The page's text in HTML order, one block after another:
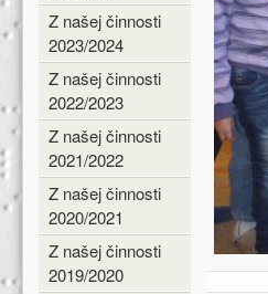
Z našej činnosti
2023/2024
Z našej činnosti
2022/2023
Z našej činnosti
2021/2022
Z našej činnosti
2020/2021
Z našej činnosti
2019/2020